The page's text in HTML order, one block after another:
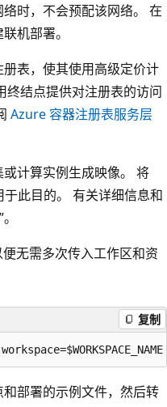
时，不会预配该网络。 在
机部署。
表，使其使用高级定价计
终结点提供对注册表的访问
Azure 容器注册表服务层
计算实例生成映像。 将
于此目的。 有关详细信息和
”。
无需多次传入工作区和资
复制
部署的示例文件，然后转